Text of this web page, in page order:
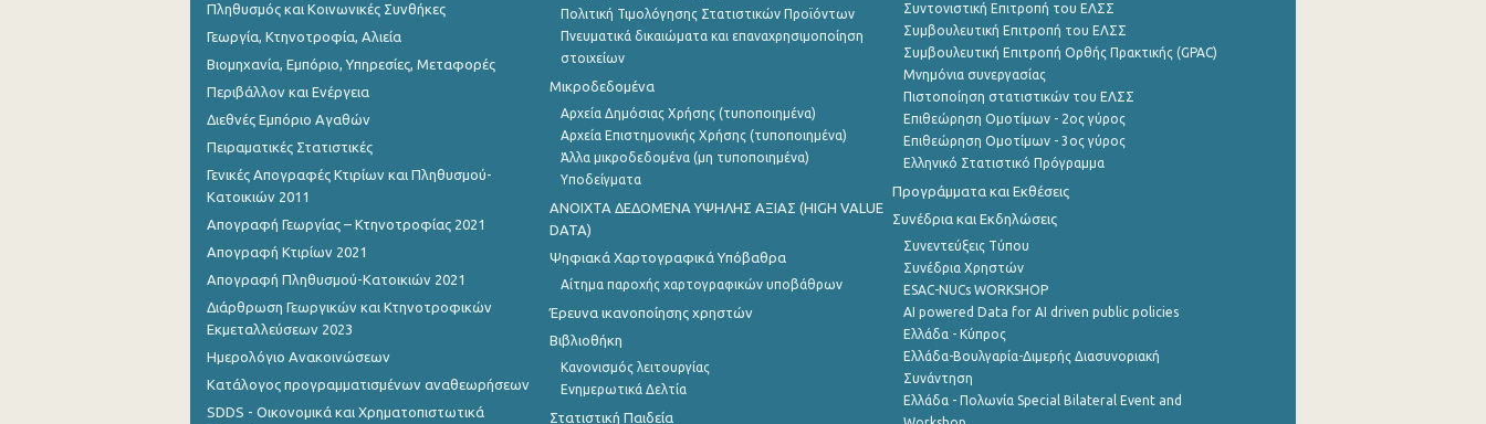
Φεβρουαρίου 2023
Ιανουαρίου 2023
Δεκεμβρίου 2022
Νοεμβρίου 2022
Οκτωβρίου 2022
Σεπτεμβρίου 2022
Αυγούστου 2022
Ιουλίου 2022
Ιουνίου 2022
Απριλίου 2022
Πληθυσμός και Κοινωνικές Συνθήκες
Γεωργία, Κτηνοτροφία, Αλιεία
Βιομηχανία, Εμπόριο, Υπηρεσίες, Μεταφορές
Περιβάλλον και Ενέργεια
Διεθνές Εμπόριο Αγαθών
Πειραματικές Στατιστικές
Γενικές Απογραφές Κτιρίων και Πληθυσμού-
Κατοικιών 2011
Απογραφή Γεωργίας – Κτηνοτροφίας 2021
Απογραφή Κτιρίων 2021
Απογραφή Πληθυσμού-Κατοικιών 2021
Διάρθρωση Γεωργικών και Κτηνοτροφικών
Εκμεταλλεύσεων 2023
Ημερολόγιο Ανακοινώσεων
Κατάλογος προγραμματισμένων αναθεωρήσεων
SDDS - Οικονομικά και Χρηματοπιστωτικά
Πολιτική Τιμολόγησης Στατιστικών Προϊόντων
Πνευματικά δικαιώματα και επαναχρησιμοποίηση
στοιχείων
Μικροδεδομένα
Αρχεία Δημόσιας Χρήσης (τυποποιημένα)
Αρχεία Επιστημονικής Χρήσης (τυποποιημένα)
Άλλα μικροδεδομένα (μη τυποποιημένα)
Υποδείγματα
ANOIXTA ΔΕΔΟΜΕΝΑ ΥΨΗΛΗΣ ΑΞΙΑΣ (HIGH VALUE
DATA)
Ψηφιακά Χαρτογραφικά Υπόβαθρα
Αίτημα παροχής χαρτογραφικών υποβάθρων
Έρευνα ικανοποίησης χρηστών
Βιβλιοθήκη
Κανονισμός λειτουργίας
Ενημερωτικά Δελτία
Στατιστική Παιδεία
Συντονιστική Επιτροπή του ΕΛΣΣ
Συμβουλευτική Επιτροπή του ΕΛΣΣ
Συμβουλευτική Επιτροπή Ορθής Πρακτικής (GPAC)
Μνημόνια συνεργασίας
Πιστοποίηση στατιστικών του ΕΛΣΣ
Επιθεώρηση Ομοτίμων - 2ος γύρος
Επιθεώρηση Ομοτίμων - 3ος γύρος
Ελληνικό Στατιστικό Πρόγραμμα
Προγράμματα και Εκθέσεις
Συνέδρια και Εκδηλώσεις
Συνεντεύξεις Τύπου
Συνέδρια Χρηστών
ESAC-NUCs WORKSHOP
AI powered Data for AI driven public policies
Ελλάδα - Κύπρος
Ελλάδα-Βουλγαρία-Διμερής Διασυνοριακή
Συνάντηση
Ελλάδα - Πολωνία Special Bilateral Event and